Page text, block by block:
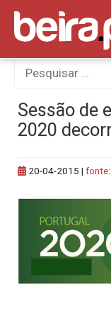
Skip
content
Procurar
por:
Sessão de
2020
20-04-2015 | fonte: